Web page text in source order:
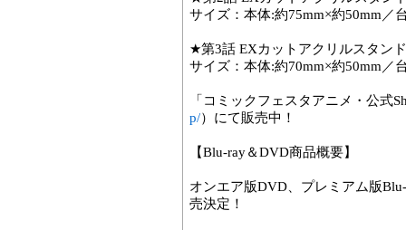
サイズ：本体:約75mm×約50mm／
★第3話 EXカットアクリルスタン
サイズ：本体:約70mm×約50mm／
「コミックフェスタアニメ・公式
p/）にて販売中！
【Blu-ray＆DVD商品概要】
オンエア版DVD、プレミアム版
売決定！